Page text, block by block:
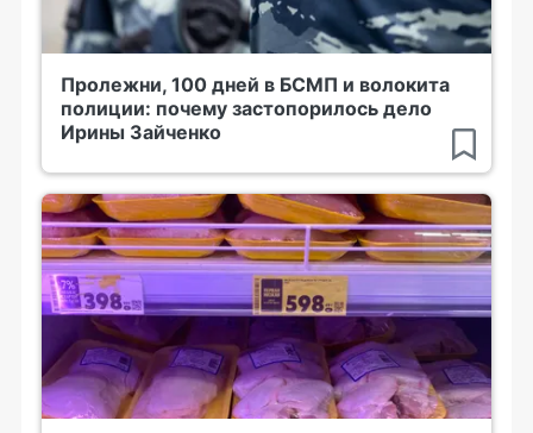
Пролежни, 100 дней в БСМП и волокита
полиции: почему застопорилось дело
Ирины Зайченко